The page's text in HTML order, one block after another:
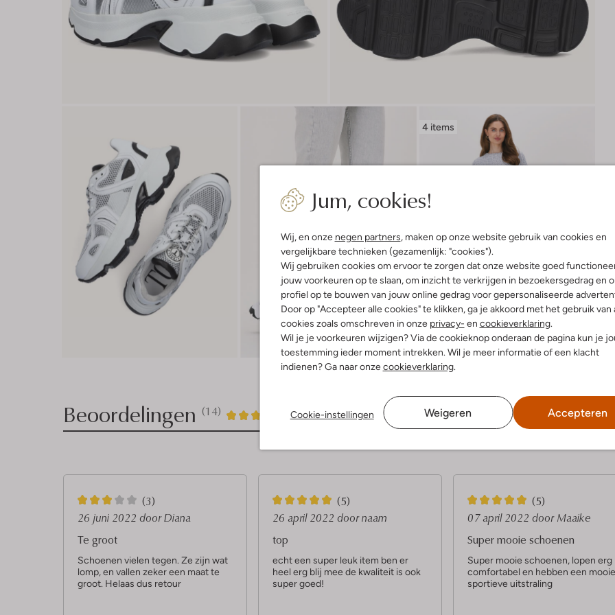
Jum, cookies!
Wij, en onze negen partners, maken op onze website gebruik van cookies en
vergelijkbare technieken (gezamenlijk: "cookies").
Wij gebruiken cookies om ervoor te zorgen dat onze website goed
jouw voorkeuren op te slaan, om inzicht te verkrijgen in bezoekersgedrag en
profiel op te bouwen van jouw online gedrag voor gepersonaliseerde
Door op "Accepteer alle cookies" te klikken, ga je akkoord met het gebruik van
cookies zoals omschreven in onze privacy- en cookieverklaring.
Wil je je voorkeuren wijzigen? Via de cookieknop onderaan de pagina kun je
toestemming ieder moment intrekken. Wil je meer informatie of een klacht
indienen? Ga naar onzecookieverklaring.
Cookie-instellingen Weigeren Accepteren
4 items
Ontdek de look
Product informatie
Beoordelingen (14) 4/5
14
4
3
S
t
e
r
r
(3)
26 juni 2022 door Diana
Te groot
Schoenen vielen tegen. Ze zijn wat
lomp, en vallen zeker een maat te
groot. Helaas dus retour
5
S
t
e
r
(5)
26 april 2022 door naam
top
echt een super leuk item ben er
heel erg blij mee de kwaliteit is ook
super goed!
5
S
t
e
r
(5)
07 april 2022 door Maaike
Super mooie schoenen
Super mooie schoenen, lopen erg
comfortabel en hebben een mooie
sportieve uitstraling